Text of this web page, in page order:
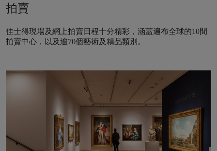
拍賣
佳士得現場及網上拍賣日程十分精彩，涵蓋遍布全球的10間
拍賣中心，以及逾70個藝術及精品類別。